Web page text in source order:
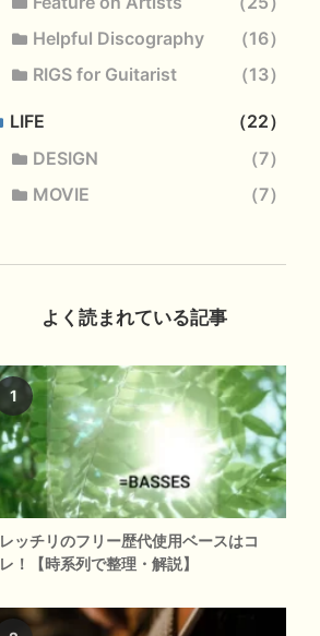
Helpful Discography
16
RIGS for Guitarist
13
LIFE
22
DESIGN
7
MOVIE
7
よく読まれている記事
レッチリのフリー歴代使用ベースはコ
レ！【時系列で整理・解説】